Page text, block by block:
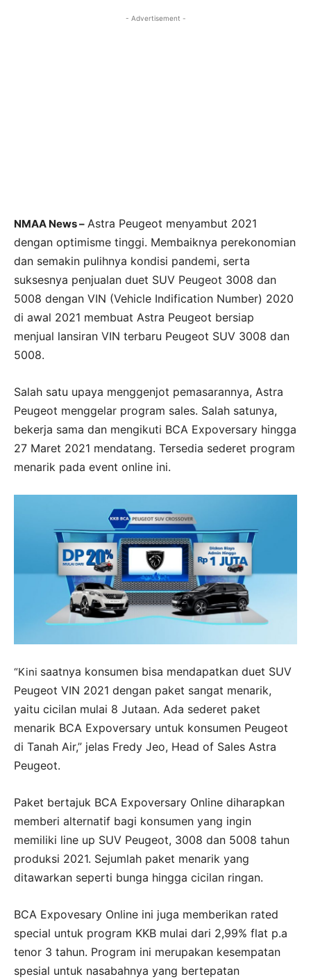
- Advertisement -
NMAA News – Astra Peugeot menyambut 2021
dengan optimisme tinggi. Membaiknya perekonomian
dan semakin pulihnya kondisi pandemi, serta
suksesnya penjualan duet SUV Peugeot 3008 dan
5008 dengan VIN (Vehicle Indification Number) 2020
di awal 2021 membuat Astra Peugeot bersiap
menjual lansiran VIN terbaru Peugeot SUV 3008 dan
5008.
Salah satu upaya menggenjot pemasarannya, Astra
Peugeot menggelar program sales. Salah satunya,
bekerja sama dan mengikuti BCA Expoversary hingga
27 Maret 2021 mendatang. Tersedia sederet program
menarik pada event online ini.
“Kini saatnya konsumen bisa mendapatkan duet SUV
Peugeot VIN 2021 dengan paket sangat menarik,
yaitu cicilan mulai 8 Jutaan. Ada sederet paket
menarik BCA Expoversary untuk konsumen Peugeot
di Tanah Air,” jelas Fredy Jeo, Head of Sales Astra
Peugeot.
Paket bertajuk BCA Expoversary Online diharapkan
memberi alternatif bagi konsumen yang ingin
memiliki line up SUV Peugeot, 3008 dan 5008 tahun
produksi 2021. Sejumlah paket menarik yang
ditawarkan seperti bunga hingga cicilan ringan.
BCA Expovesary Online ini juga memberikan rated
special untuk program KKB mulai dari 2,99% flat p.a
tenor 3 tahun. Program ini merupakan kesempatan
spesial untuk nasabahnya yang bertepatan